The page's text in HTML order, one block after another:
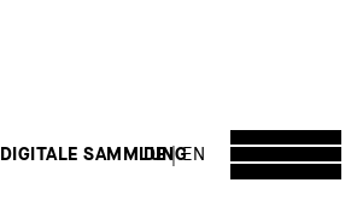
DE EN
DIGITALE SAMMLUNG